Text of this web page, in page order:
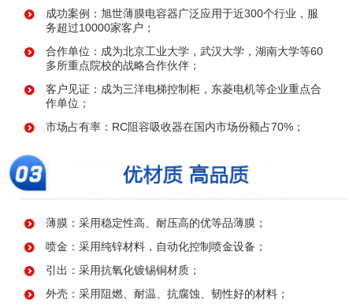
成功案例：旭世薄膜电容器广泛应用于近300个行业，服
务超过10000家客户；
合作单位：成为北京工业大学，武汉大学，湖南大学等60
多所重点院校的战略合作伙伴；
客户见证：成为三洋电梯控制柜，东菱电机等企业重点合
作单位；
市场占有率：RC阻容吸收器在国内市场份额占70%；
薄膜：采用稳定性高、耐压高的优等品薄膜；
喷金：采用纯锌材料，自动化控制喷金设备；
引出：采用抗氧化镀锡铜材质；
外壳：采用阻燃、耐温、抗腐蚀、韧性好的材料；